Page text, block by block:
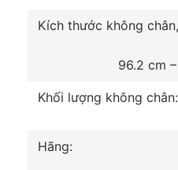
*Hình ảnh chỉ mang tính
– Giao diện hệ điều hành
mà bạn quan tâm.
Kích thước không
96.2 cm
Khối lượng không chân:
Hãng: